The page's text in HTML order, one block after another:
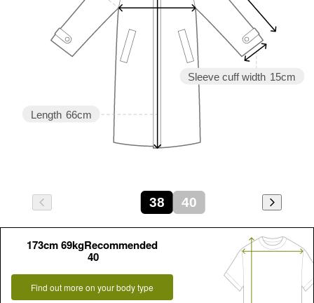
Sleeve cuff width 15cm
Length 66cm
38 40
173cm 69kgRecommended
40
Find out more on your body type